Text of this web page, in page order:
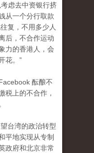
虑去中资银行挤
从一个分行取款
复，不用多少人
后，不合作运动
力的香港人，会
花。”
酝酿不
税上的不合作 ，
台湾的政治转型
平地实现从专制
政府和北京非常